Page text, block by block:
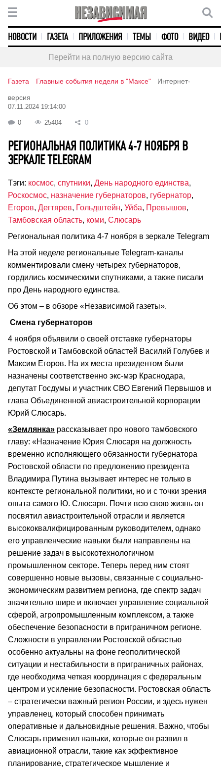
НОВОСТИ ГАЗЕТА ПРИЛОЖЕНИЯ ТЕМЫ ФОТО ВИДЕО
Перейти на полную версию сайта
Газета Главные события недели в "Максе" Интернет-
версия
07.11.2024 19:14:00
0 25404 0
РЕГИОНАЛЬНАЯ ПОЛИТИКА 4-7 НОЯБРЯ В
ЗЕРКАЛЕ TELEGRAM
Тэги: космос, спутники, День народного единства,
Роскосмос, назначение губернаторов, губернатор,
Егоров, Дегтярев, Гольдштейн, Уйба, Превышов,
Тамбовская область, коми, Слюсарь
Региональная политика 4-7 ноября в зеркале Telegram
На этой неделе региональные Telegram-каналы
комментировали смену четырех губернаторов,
гордились космическими спутниками, а также писали
про День народного единства.
Об этом – в обзоре «Независимой газеты».
Смена губернаторов
4 ноября объявили о своей отставке губернаторы
Ростовской и Тамбовской областей Василий Голубев и
Максим Егоров. На их места президентом были
назначены соответственно экс-мэр Краснодара,
депутат Госдумы и участник СВО Евгений Первышов и
глава Объединенной авиастроительной корпорации
Юрий Слюсарь.
«Землянка» рассказывает про нового тамбовского
главу: «Назначение Юрия Слюсаря на должность
временно исполняющего обязанности губернатора
Ростовской области по предложению президента
Владимира Путина вызывает интерес не только в
контексте региональной политики, но и с точки зрения
опыта самого Ю. Слюсаря. Почти всю свою жизнь он
посвятил авиастроительной отрасли и является
высококвалифицированным руководителем, однако
его управленческие навыки были направлены на
решение задач в высокотехнологичном
промышленном секторе. Теперь перед ним стоят
совершенно новые вызовы, связанные с социально-
экономическим развитием региона, где спектр задач
значительно шире и включает управление социальной
сферой, агропромышленным комплексом, а также
обеспечение безопасности в приграничном регионе.
Сложности в управлении Ростовской областью
особенно актуальны на фоне геополитической
ситуации и нестабильности в приграничных районах,
где необходима четкая координация с федеральным
центром и усиление безопасности. Ростовская область
– стратегически важный регион России, и здесь нужен
управленец, который способен принимать
оперативные и дальновидные решения. Важно, чтобы
Слюсарь применил навыки, которые он развил в
авиационной отрасли, такие как эффективное
планирование, стратегическое мышление и